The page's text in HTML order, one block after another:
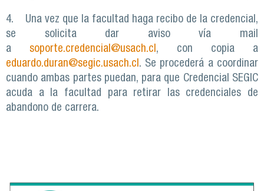
4. Una vez que la facultad haga recibo de la credencial,
se solicita dar aviso vía mail
asoporte.credencial@usach.cl , con copia a
eduardo.duran@segic.usach.cl . Se procederá a coordinar
cuando ambas partes puedan, para que Credencial SEGIC
acuda a la facultad para retirar las credenciales de
abandono de carrera.